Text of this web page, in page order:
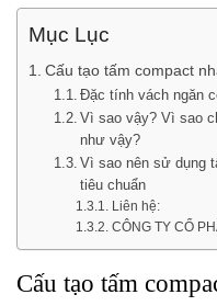
Mục Lục
Cấu tạo tấm compact
Đặc tính vách ngăn
Vì sao vậy? Vì sao
như vậy?
Vì sao nên sử dụng
tiêu chuẩn
Liên hệ:
CÔNG TY CỔ
Cấu tạo tấm